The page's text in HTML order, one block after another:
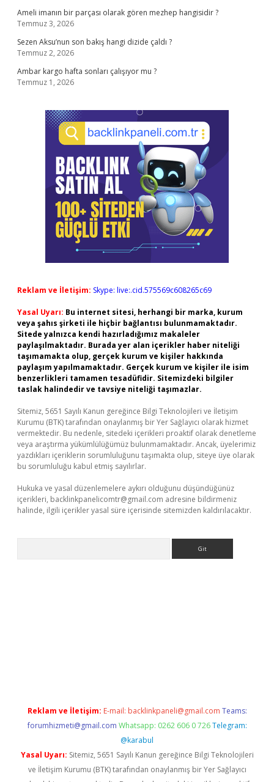
Ameli imanın bir parçası olarak gören mezhep hangisidir ?
Temmuz 3, 2026
Sezen Aksu’nun son bakış hangi dizide çaldı ?
Temmuz 2, 2026
Ambar kargo hafta sonları çalışıyor mu ?
Temmuz 1, 2026
Reklam ve İletişim: Skype: live:.cid.575569c608265c69
Yasal Uyarı: Bu internet sitesi, herhangi bir marka, kurum
veya şahıs şirketi ile hiçbir bağlantısı bulunmamaktadır.
Sitede yalnızca kendi hazırladığımız makaleler
paylaşılmaktadır. Burada yer alan içerikler haber niteliği
taşımamakta olup, gerçek kurum ve kişiler hakkında
paylaşım yapılmamaktadır. Gerçek kurum ve kişiler ile isim
benzerlikleri tamamen tesadüfidir. Sitemizdeki bilgiler
taslak halindedir ve tavsiye niteliği taşımazlar.
Sitemiz, 5651 Sayılı Kanun gereğince Bilgi Teknolojileri ve İletişim
Kurumu (BTK) tarafından onaylanmış bir Yer Sağlayıcı olarak hizmet
vermektedir. Bu nedenle, sitedeki içerikleri proaktif olarak denetleme
veya araştırma yükümlülüğümüz bulunmamaktadır. Ancak, üyelerimiz
yazdıkları içeriklerin sorumluluğunu taşımakta olup, siteye üye olarak
bu sorumluluğu kabul etmiş sayılırlar.
Hukuka ve yasal düzenlemelere aykırı olduğunu düşündüğünüz
içerikleri, backlinkpanelicomtr@gmail.com adresine bildirmeniz
halinde, ilgili içerikler yasal süre içerisinde sitemizden kaldırılacaktır.
Reklam ve İletişim: E-mail: backlinkpaneli@gmail.com Teams:
forumhizmeti@gmail.com Whatsapp: 0262 606 0 726 Telegram:
@karabul
Yasal Uyarı: Sitemiz, 5651 Sayılı Kanun gereğince Bilgi Teknolojileri
ve İletişim Kurumu (BTK) tarafından onaylanmış bir Yer Sağlayıcı